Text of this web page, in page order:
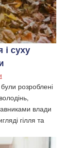
і суху
розроблені
влади
гілля та